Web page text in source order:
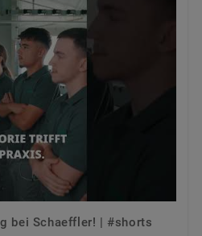
bei Schaeffler! | #shorts